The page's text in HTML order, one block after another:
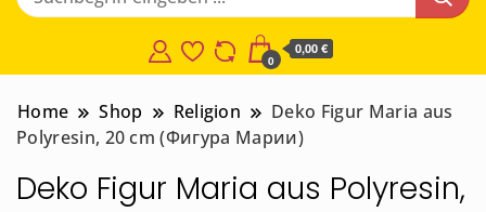
0
0,00 €
Home Shop Religion
Deko Figur Maria aus
Polyresin, 20 cm (Фигура Марии)
Deko Figur Maria aus Polyresin,